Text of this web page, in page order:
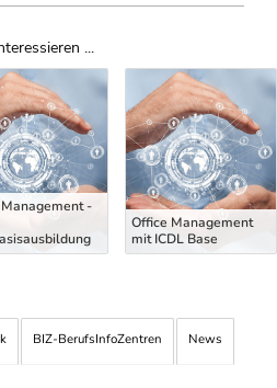
...
-
Office Management
mit ICDL Base
BIZ-BerufsInfoZentren News